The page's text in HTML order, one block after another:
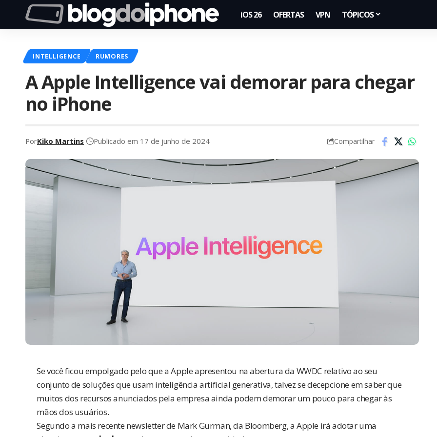
iOS 26 OFERTAS VPN TÓPICOS
INTELLIGENCE RUMORES
A Apple Intelligence vai demorar para chegar
no iPhone
PorKiko Martins Publicado em 17 de junho de 2024 Compartilhar
Se você ficou empolgado pelo que a Apple apresentou na abertura da WWDC relativo ao seu
conjunto de soluções que usam inteligência artificial generativa, talvez se decepcione em saber que
muitos dos recursos anunciados pela empresa ainda podem demorar um pouco para chegar às
mãos dos usuários.
Segundo a mais recente newsletter de Mark Gurman, da Bloomberg, a Apple irá adotar uma